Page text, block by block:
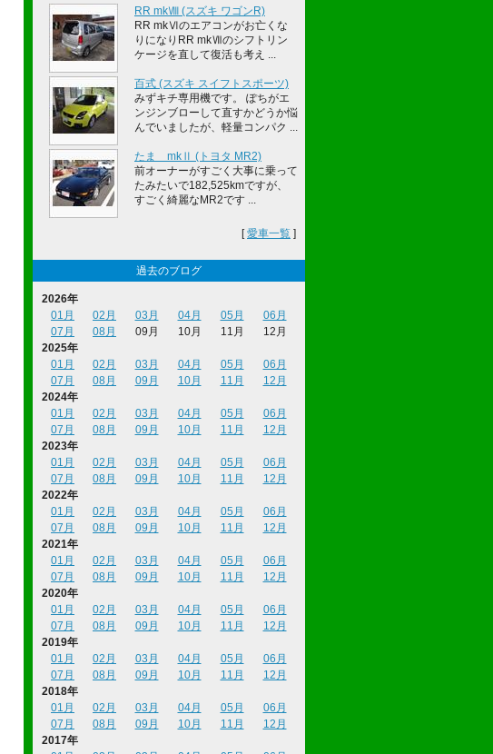
RR mkⅧ (スズキ ワゴンR)
RR mkⅥのエアコンがお亡くな
りになりRR mkⅦのシフトリン
ケージを直して復活も考え ...
百式 (スズキ スイフトスポーツ)
みずキチ専用機です。 ぽちがエ
ンジンブローして直すかどうか悩
んでいましたが、軽量コンパク ...
たま mkⅡ (トヨタ MR2)
前オーナーがすごく大事に乗って
たみたいで182,525kmですが、
すごく綺麗なMR2です ...
[愛車一覧 ]
過去のブログ
2026年
01月
02月 03月 04月 05月
06月
07月
08月 09月 10月 11月
12月
2025年
01月
02月 03月 04月 05月
06月
07月
08月 09月 10月 11月
12月
2024年
01月
02月 03月 04月 05月
06月
07月
08月 09月 10月 11月
12月
2023年
01月
02月 03月 04月 05月
06月
07月
08月 09月 10月 11月
12月
2022年
01月
02月 03月 04月 05月
06月
07月
08月 09月 10月 11月
12月
2021年
01月
02月 03月 04月 05月
06月
07月
08月 09月 10月 11月
12月
2020年
01月
02月 03月 04月 05月
06月
07月
08月 09月 10月 11月
12月
2019年
01月
02月 03月 04月 05月
06月
07月
08月 09月 10月 11月
12月
2018年
01月
02月 03月 04月 05月
06月
07月
08月 09月 10月 11月
12月
2017年